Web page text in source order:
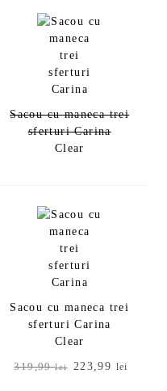
lei.
Sacou cu maneca trei
sferturi Carina
Clear
Sacou cu maneca trei
sferturi Carina
Clear
319,99lei
Prețul
223,99 lei